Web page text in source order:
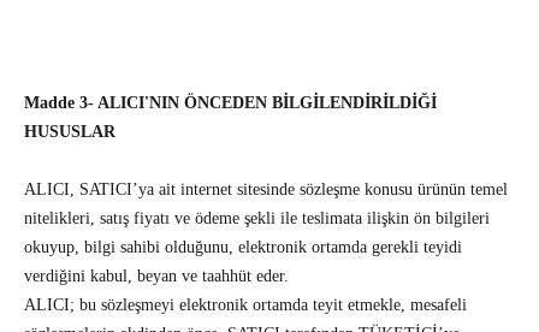
Madde 3- ALICI'NIN ÖNCEDEN BİLGİLENDİRİLDİĞİ
HUSUSLAR
ALICI, SATICI’ya ait internet sitesinde sözleşme konusu ürünün temel
nitelikleri, satış fiyatı ve ödeme şekli ile teslimata ilişkin ön bilgileri
okuyup, bilgi sahibi olduğunu, elektronik ortamda gerekli teyidi
verdiğini kabul, beyan ve taahhüt eder.
ALICI; bu sözleşmeyi elektronik ortamda teyit etmekle, mesafeli